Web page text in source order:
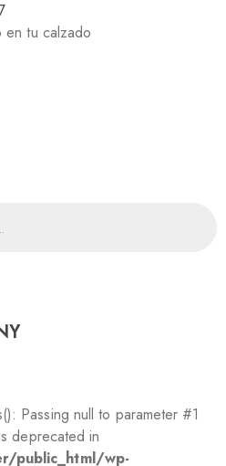
en tu calzado
Passing null to parameter #1
deprecated in
public_html/wp-